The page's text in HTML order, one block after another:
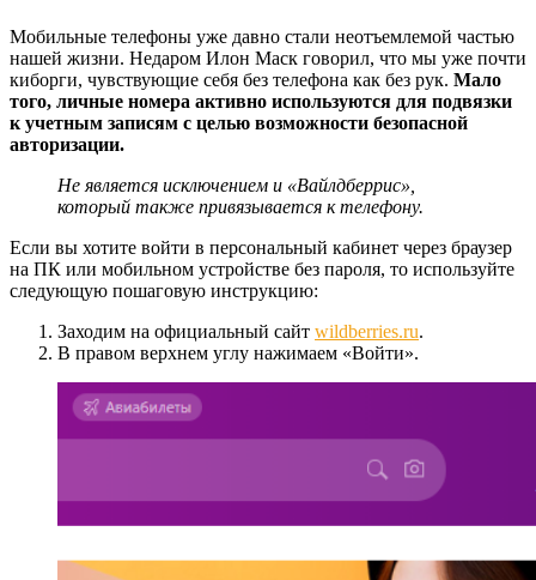
Мобильные телефоны уже давно стали неотъемлемой частью
нашей жизни. Недаром Илон Маск говорил, что мы уже почти
киборги, чувствующие себя без телефона как без рук. Мало
того, личные номера активно используются для подвязки
к учетным записям с целью возможности безопасной
авторизации.
Не является исключением и «Вайлдберрис»,
который также привязывается к телефону.
Если вы хотите войти в персональный кабинет через браузер
на ПК или мобильном устройстве без пароля, то используйте
следующую пошаговую инструкцию:
Заходим на официальный сайт wildberries.ru.
В правом верхнем углу нажимаем «Войти».